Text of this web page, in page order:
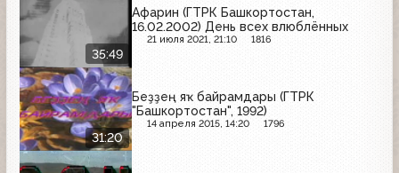
35:49
Афарин (ГТРК Башкортостан,
16.02.2002) День всех влюблённых
21 июля 2021, 21:10 1816
31:20
Беҙҙең яҡ байрамдары (ГТРК
"Башкортостан", 1992)
14 апреля 2015, 14:20 1796